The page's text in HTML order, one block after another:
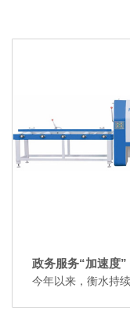
政务服务“加速度
今年以来，衡水持